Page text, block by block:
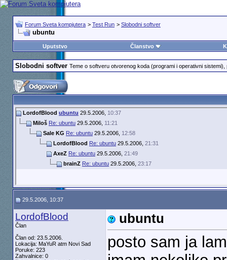
Forum Sveta kompjutera > Test Run > Slobodni softver
ubuntu
Uputstvo Članstvo
Slobodni softver Teme o softveru otvorenog koda (programi i operativni sistemi),
LordofBlood ubuntu 29.5.2006, 10:37
Miloš Re: ubuntu29.5.2006, 11:21
Sale KG Re: ubuntu29.5.2006, 12:58
LordofBlood Re: ubuntu29.5.2006, 21:31
AxeZ Re: ubuntu29.5.2006, 21:49
brainZ Re: ubuntu29.5.2006, 23:17
29.5.2006, 10:37
LordofBlood
Član
Član od: 23.5.2006.
Lokacija: MaYuR atm Novi Sad
Poruke: 223
Zahvalnice: 0
ubuntu
posto sam ja